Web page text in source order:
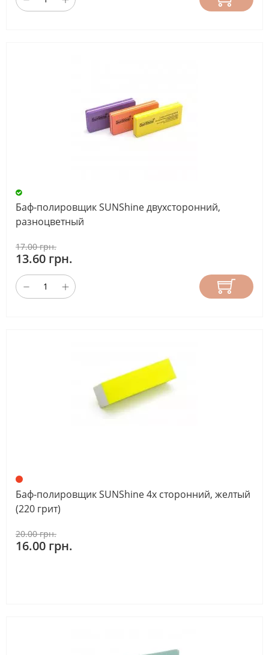
Баф-полировщик SUNShine двухсторонний,
разноцветный
17.00 грн.
13.60 грн.
Баф-полировщик SUNShine 4х сторонний, желтый
(220 грит)
20.00 грн.
16.00 грн.